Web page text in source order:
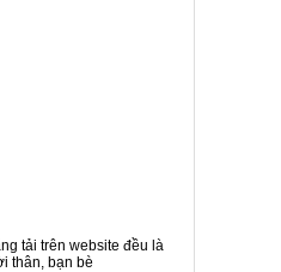
tải trên website đều là
thân, bạn bè